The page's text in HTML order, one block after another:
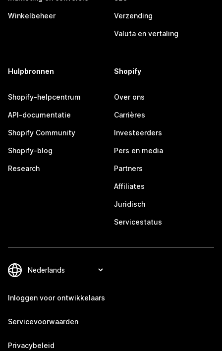
Winkelbeheer Verzending
Valuta en vertaling
Hulpbronnen
Shopify-helpcentrum
API-documentatie
Shopify Community
Shopify-blog
Research
Shopify
Over ons
Carrières
Investeerders
Pers en media
Partners
Affiliates
Juridisch
Servicestatus
Inloggen voor ontwikkelaars
Servicevoorwaarden
Privacybeleid